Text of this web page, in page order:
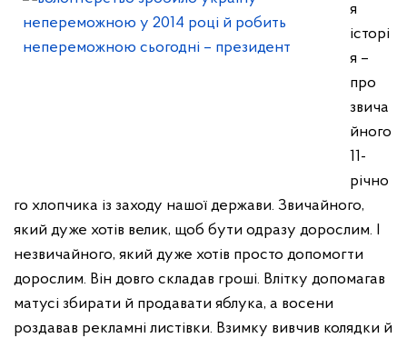
я
історі
я –
про
звича
йного
11-
річно
го хлопчика із заходу нашої держави. Звичайного,
який дуже хотів велик, щоб бути одразу дорослим. І
незвичайного, який дуже хотів просто допомогти
дорослим. Він довго складав гроші. Влітку допомагав
матусі збирати й продавати яблука, а восени
роздавав рекламні листівки. Взимку вивчив колядки й